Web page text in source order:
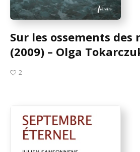
Sur les ossements des
(2009) – Olga
2